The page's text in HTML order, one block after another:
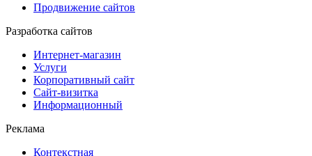
Продвижение сайтов
Разработка сайтов
Интернет-магазин
Услуги
Корпоративный сайт
Сайт-визитка
Информационный
Реклама
Контекстная